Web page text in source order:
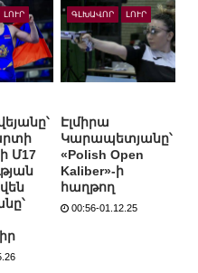
ԼՈՒՐ
Մ17
ԳԼԽԱՎՈՐ ԼՈՒՐ
Էլմիրա
Կարապետյանը՝
«Polish Open
Kaliber»-ի
հաղթող
00:56-01.12.25